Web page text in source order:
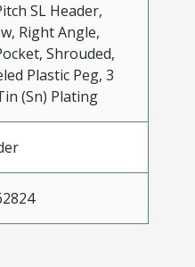
SL Header,
Right Angle,
Shrouded,
Plastic Peg, 3
(Sn) Plating